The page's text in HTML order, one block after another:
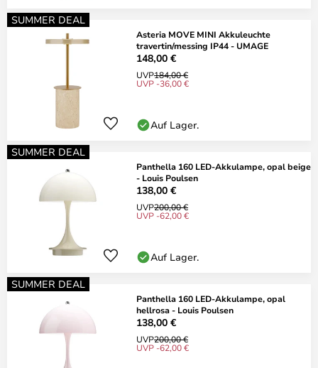
SUMMER DEAL
Asteria MOVE MINI Akkuleuchte
travertin/messing IP44 - UMAGE
148,00 €
UVP184,00 €
UVP -36,00 €
Auf Lager.
SUMMER DEAL
Panthella 160 LED-Akkulampe, opal beige
- Louis Poulsen
138,00 €
UVP200,00 €
UVP -62,00 €
Auf Lager.
SUMMER DEAL
Panthella 160 LED-Akkulampe, opal
hellrosa - Louis Poulsen
138,00 €
UVP200,00 €
UVP -62,00 €